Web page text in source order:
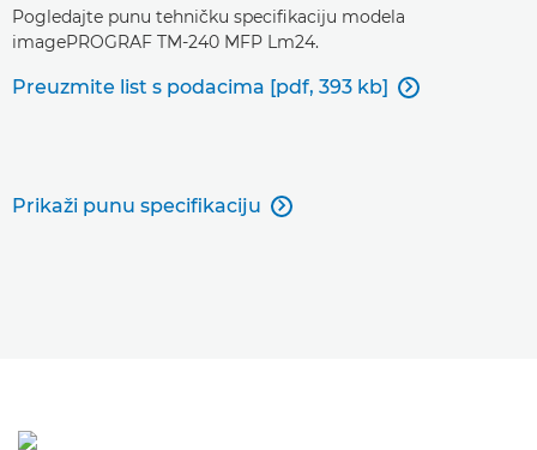
Pogledajte punu tehničku specifikaciju modela
imagePROGRAF TM-240 MFP Lm24.
Preuzmite list s podacima [pdf, 393 kb] 
Prikaži punu specifikaciju 